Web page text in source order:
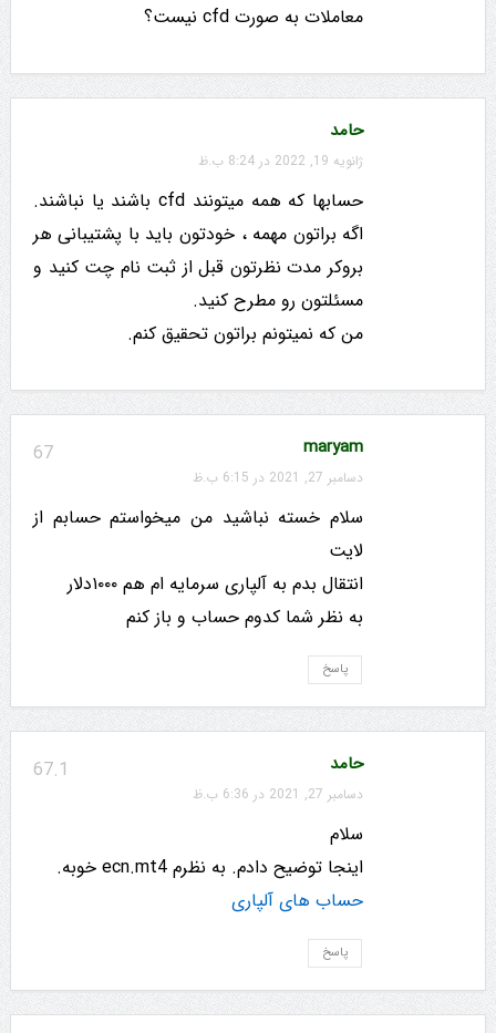
معاملات به صورت cfd نیست؟
حامد
ژانویه 19, 2022 در 8:24 ب.ظ
حسابها که همه میتونند cfd باشند یا نباشند.
اگه براتون مهمه ، خودتون باید با پشتیبانی هر
بروکر مدت نظرتون قبل از ثبت نام چت کنید و
مسئلتون رو مطرح کنید.
من که نمیتونم براتون تحقیق کنم.
67 maryam
دسامبر 27, 2021 در 6:15 ب.ظ
سلام خسته نباشید من میخواستم حسابم از
لایت
انتقال بدم به آلپاری سرمایه ام هم ۱۰۰۰دلار
به نظر شما کدوم حساب و باز کنم
پاسخ
67.1 حامد
دسامبر 27, 2021 در 6:36 ب.ظ
سلام
اینجا توضیح دادم. به نظرم ecn.mt4 خوبه.
حساب های آلپاری
پاسخ